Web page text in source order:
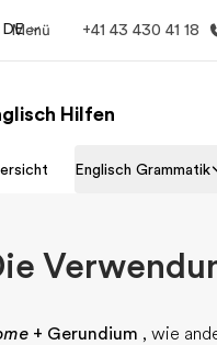
Menü
DE +41 43 430 41 18
Home
Hilfen
Englisch Grammatik
+ Gerundium , wie